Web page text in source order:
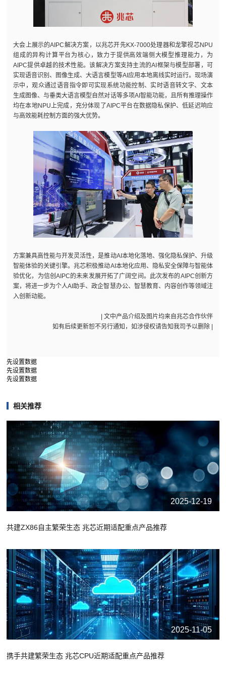
大会上展示的AIPC解决方案，以兆芯开先KX-7000处理器和龙擎视芯NPU
组成的异构计算平台为核心，致力于提供高效端侧大模型推理能力，为
AIPC提供卓越的技术性能。该解决方案支持主流的AI框架与模型部署，可
实现语音识别、图像生成、大语言模型等AI应用本地离线实时运行。现场演
示中，观众通过语音指令即可实现系统功能控制、实时语音转文字、文本
生成图像、与垂类大语言模型自然对话等多项AI智能功能，且所有推理操作
均在本地NPU上完成，充分体现了AIPC平台在数据隐私保护、低延迟响应
与高效能耗控制方面的强大优势。
方案兼具高性能与开发灵活性，是推动AI本地化落地、强化隐私保护、升级
智能体验的关键引擎。兆芯积极推动AI本地化应用、隐私安全保障与智能体
验优化，为信创AIPC的未来发展开拓了广阔空间。此次发布的AIPC创新方
案，将进一步为个人AI助手、政企智慧办公、智慧教育、内容创作等领域注
入创新动能。
| 文中产品介绍及图片均来自兆芯合作伙伴
如有后续更新恕不另行通知，如涉侵权请告知我司予以删除 |
先设置数据
先设置数据
先设置数据
相关推荐
2025-12-19
共建ZX86自主繁荣生态 兆芯近期适配重点产品推荐
2025-11-05
携手共建繁荣生态 兆芯CPU近期适配重点产品推荐